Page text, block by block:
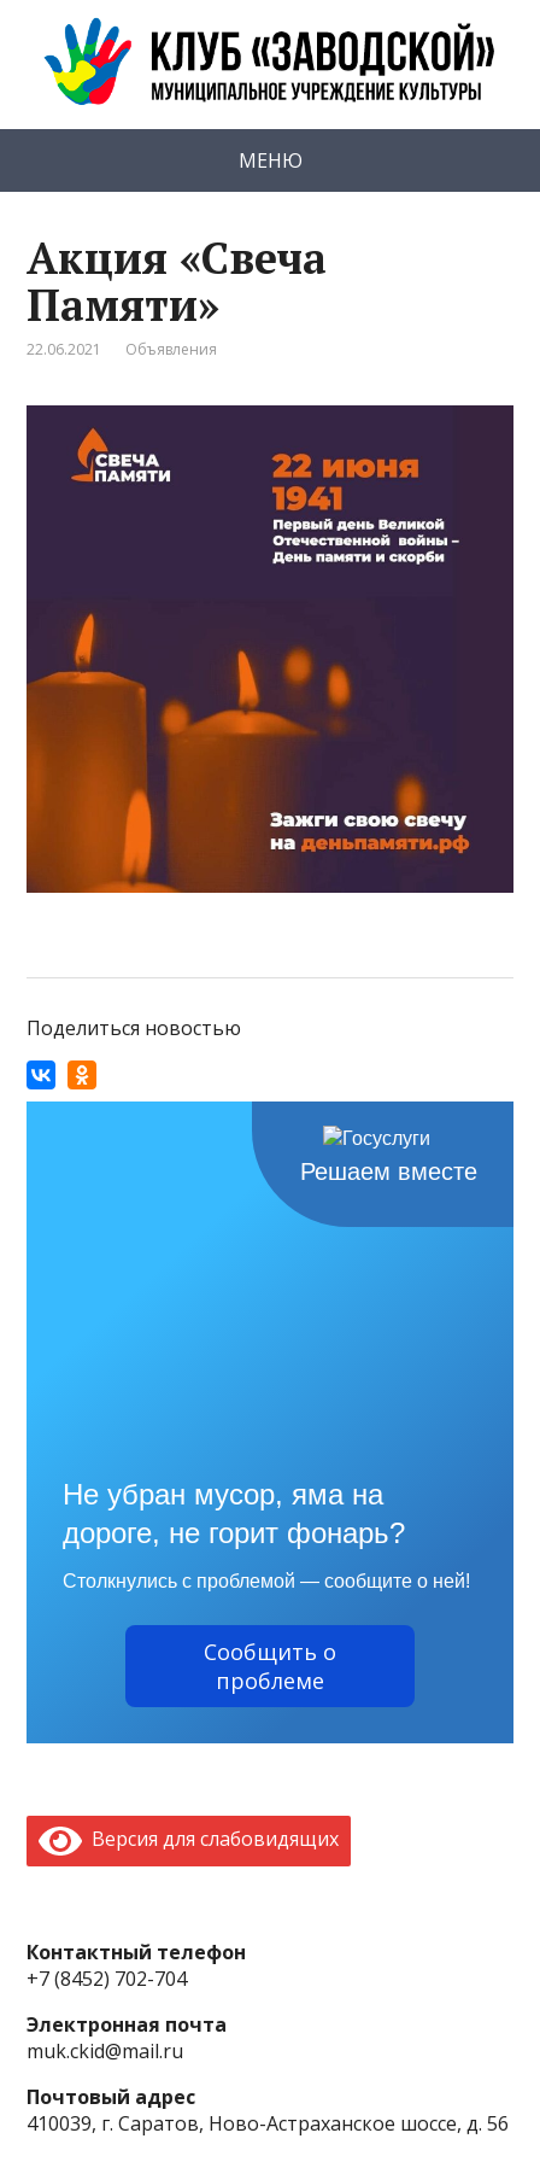
МЕНЮ
Акция «Свеча
Памяти»
22.06.2021 Объявления
Поделиться новостью
Решаем вместе
Не убран мусор, яма на
дороге, не горит фонарь?
Столкнулись с проблемой — сообщите о ней!
Сообщить о
проблеме
Версия для слабовидящих
Контактный телефон
+7 (8452) 702-704
Электронная почта
muk.ckid@mail.ru
Почтовый адрес
410039, г. Саратов, Ново-Астраханское шоссе, д. 56